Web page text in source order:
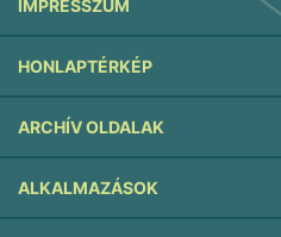
IMPRESSZUM
HONLAPTÉRKÉP
ARCHÍV OLDALAK
ALKALMAZÁSOK